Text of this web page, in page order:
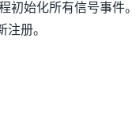
初始化所有信号事件
册。